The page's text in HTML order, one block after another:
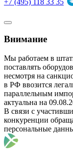
+7 (495) 118 33 35
Внимание
Мы работаем в
поставлять
несмотря на
в РФ ввозится
параллельным
актуальна на
В связи с
конкуренции
персональные